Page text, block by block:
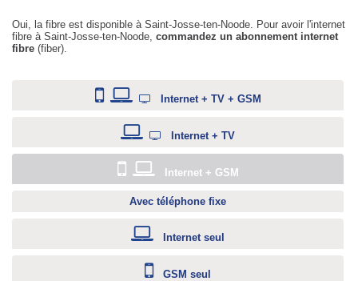
Oui, la fibre est disponible à Saint-Josse-ten-Noode. Pour avoir l'internet
fibre à Saint-Josse-ten-Noode, commandez un abonnement internet
fibre (fiber).
Internet + TV + GSM
Internet + TV
Internet + GSM
Avec téléphone fixe
Internet seul
GSM seul